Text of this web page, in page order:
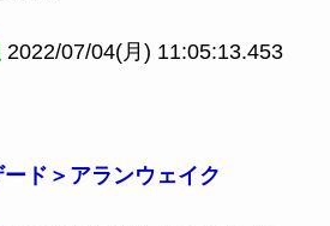
2022/07/04(月) 11:05:13.453
ド＞アランウェイク